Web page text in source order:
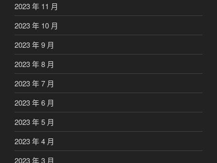
2023 年 11 月
2023 年 10 月
2023 年 9 月
2023 年 8 月
2023 年 7 月
2023 年 6 月
2023 年 5 月
2023 年 4 月
2023 年 3 月